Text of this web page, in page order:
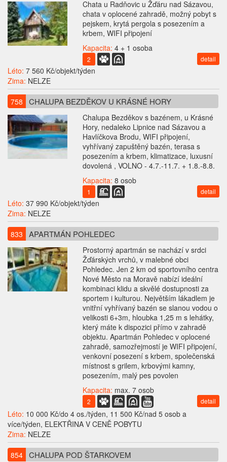
Chata u Radňovic u Žďáru nad Sázavou,
chata v oplocené zahradě, možný pobyt s
pejskem, krytá pergola s posezením a
krbem, WIFI připojení
Kapacita: 4 + 1 osoba
2 detail
Léto: 7 560 Kč/objekt/týden
Zima: NELZE
758 CHALUPA BEZDĚKOV U KRÁSNÉ HORY
Chalupa Bezděkov s bazénem, u Krásné
Hory, nedaleko Lipnice nad Sázavou a
Havlíčkova Brodu, WIFI připojení,
vyhřívaný zapuštěný bazén, terasa s
posezením a krbem, klimatizace, luxusní
dovolená , VOLNO - 4.7.-11.7. + 1.8.-8.8.
Kapacita: 8 osob
1 detail
Léto: 37 990 Kč/objekt/týden
Zima: NELZE
833 APARTMÁN POHLEDEC
Prostorný apartmán se nachází v srdci
Žďárských vrchů, v malebné obci
Pohledec. Jen 2 km od sportovního centra
Nové Město na Moravě nabízí ideální
kombinaci klidu a skvělé dostupnosti za
sportem i kulturou. Největším lákadlem je
vnitřní vyhřívaný bazén se slanou vodou o
velikosti 6+3m, hloubka 1,25 m s lehátky,
který máte k dispozici přímo v zahradě
objektu. Apartmán Pohledec v oplocené
zahradě, samozřejmostí je WIFI připojení,
venkovní posezení s krbem, společenská
místnost s grilem, krbovými kamny,
posezením, malý pes povolen
Kapacita: max. 7 osob
2 detail
Léto: 10 000 Kč/do 4 os./týden, 11 500 Kč/nad 5 osob a
více/týden, ELEKTŘINA V CENĚ POBYTU
Zima: NELZE
854 CHALUPA POD ŠTARKOVEM